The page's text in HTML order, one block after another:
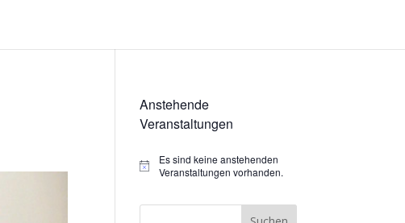
Anstehende
Veranstaltungen
Hinweis
Es sind keine anstehenden
Veranstaltungen vorhanden.